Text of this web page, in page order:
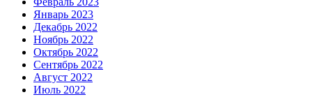
Январь 2023
Декабрь 2022
Ноябрь 2022
Октябрь 2022
Сентябрь 2022
Август 2022
Июль 2022